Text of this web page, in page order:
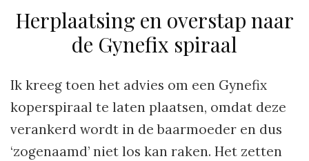
Herplaatsing en overstap naar
de Gynefix spiraal
Ik kreeg toen het advies om een Gynefix
koperspiraal te laten plaatsen, omdat deze
verankerd wordt in de baarmoeder en dus
‘zogenaamd’ niet los kan raken. Het zetten